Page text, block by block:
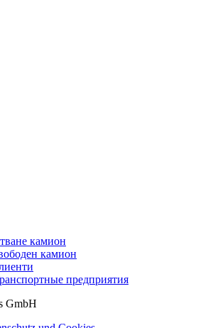
камион
камион
предприятия
GmbH